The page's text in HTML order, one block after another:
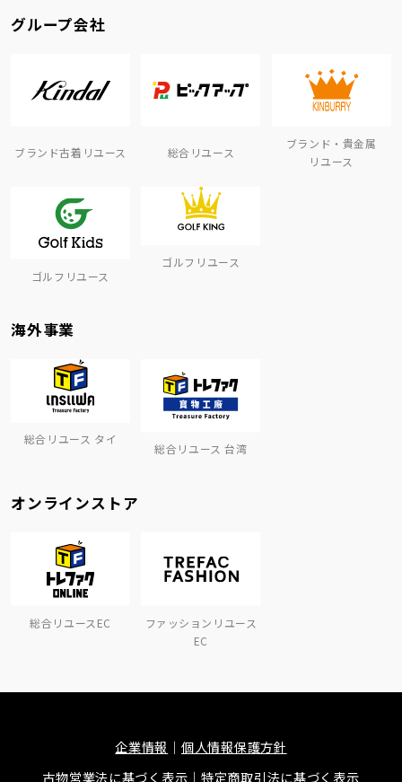
グループ会社
ブランド古着リユース 総合リユース
ブランド・貴金属
リユース
ゴルフリユース
ゴルフリユース
海外事業
総合リユース タイ
総合リユース 台湾
オンラインストア
総合リユースEC
ファッションリユース
EC
企業情報
個人情報保護方針
古物営業法に基づく表示
特定商取引法に基づく表示